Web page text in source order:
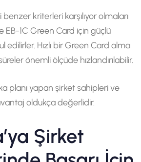
kriterleri karşılıyor olmaları
EB-1C Green Card için güçlü
edilirler. Hızlı bir Green Card alma
önemli ölçüde hızlandırılabilir.
planı yapan şirket sahipleri ve
oldukça değerlidir.
Şirket